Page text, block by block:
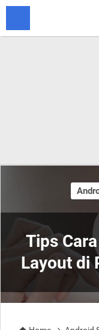
Tips
Layout di